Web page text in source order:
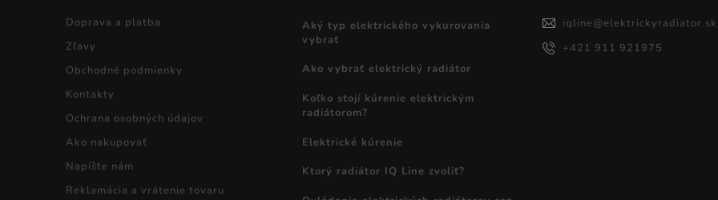
Doprava a platba
Zľavy
Obchodné podmienky
Kontakty
Ochrana osobných údajov
Ako nakupovať
Napíšte nám
Reklamácia a vrátenie tovaru
Aký typ elektrického vykurovania
vybrať
Ako vybrať elektrický radiátor
Koľko stojí kúrenie elektrickým
radiátorom?
Elektrické kúrenie
Ktorý radiátor IQ Line zvoliť?
iqline@elektrickyradiator.sk
+421 911 921975